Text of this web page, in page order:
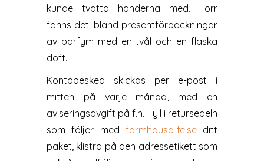
kunde tvätta händerna med. Förr
fanns det ibland presentförpackningar
av parfym med en tvål och en flaska
doft.
Kontobesked skickas per e-post i
mitten på varje månad, med en
aviseringsavgift på f.n. Fyll i retursedeln
som följer med farmhouselife.seditt
paket, klistra på den adressetikett som